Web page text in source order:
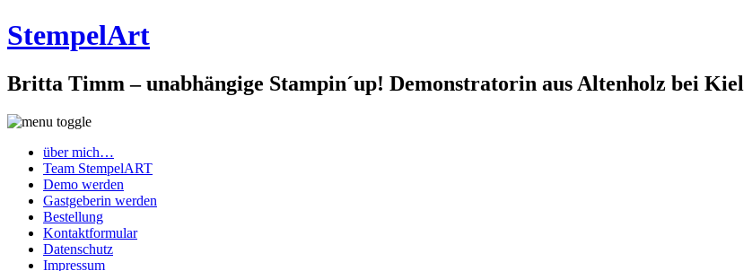
StempelArt
Britta Timm – unabhängige Stampin´up! Demonstratorin aus Altenholz bei Kiel
über mich…
Team StempelART
Demo werden
Gastgeberin werden
Bestellung
Kontaktformular
Datenschutz
Impressum